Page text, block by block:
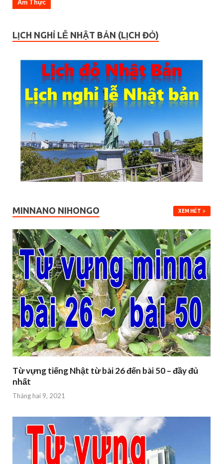
Ẩm Thực
LỊCH NGHỈ LỄ NHẬT BẢN (LỊCH ĐỎ)
MINNANO NIHONGO XEM HẾT
Từ vựng tiếng Nhật từ bài 26 đến bài 50 – đầy đủ
nhất
Tháng hai 9, 2021